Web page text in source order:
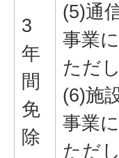
3
年
間
免
除
(5)通
事業
ただ
(6)施
事業
ただ